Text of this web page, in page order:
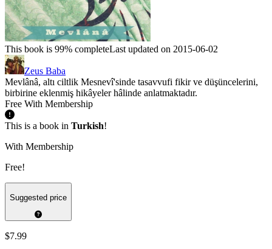
This book is 99% completeLast updated on 2015-06-02
Zeus Baba
Mevlânâ, altı ciltlik Mesnevî'sinde tasavvufi fikir ve düşüncelerini,
birbirine eklenmiş hikâyeler hâlinde anlatmaktadır.
Free With Membership
This is a book in Turkish!
With Membership
Free!
Suggested price
$7.99